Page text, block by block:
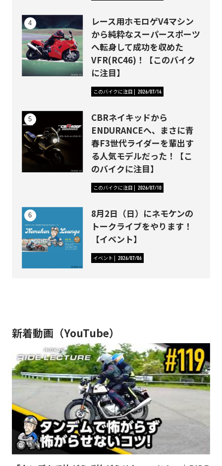
レース用ホモロゲV4マシン
から純粋なスーパースポーツ
へ転身して成功を収めた
VFR(RC46)！【このバイク
に注目】
このバイクに注目 2026/07/14
CBRネイキッドから
ENDURANCEへ、まさに青
春F3世代ライダーを輩出す
る人気モデルだった！【こ
のバイクに注目】
このバイクに注目 2026/07/10
8月2日（日）にネモケンの
トークライブをやります！
【イベント】
イベント 2026/07/06
新着動画（YouTube）